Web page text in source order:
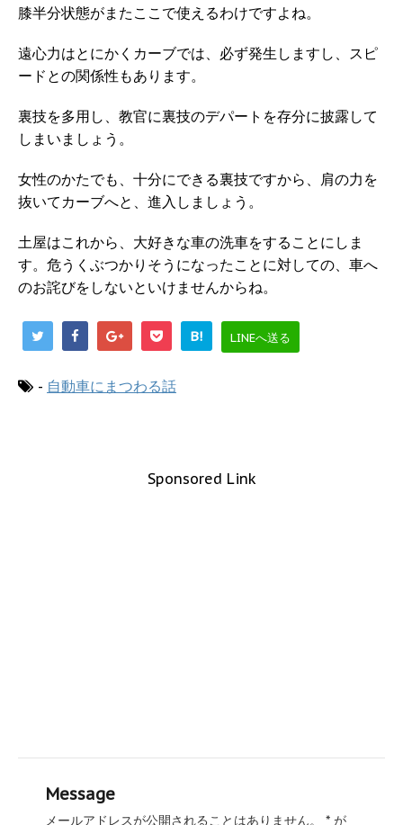
膝半分状態がまたここで使えるわけですよね。
遠心力はとにかくカーブでは、必ず発生しますし、スピ
ードとの関係性もあります。
裏技を多用し、教官に裏技のデパートを存分に披露して
しまいましょう。
女性のかたでも、十分にできる裏技ですから、肩の力を
抜いてカーブへと、進入しましょう。
土屋はこれから、大好きな車の洗車をすることにしま
す。危うくぶつかりそうになったことに対しての、車へ
のお詫びをしないといけませんからね。
B! LINEへ送る
- 自動車にまつわる話
Sponsored Link
Message
メールアドレスが公開されることはありません。 * が